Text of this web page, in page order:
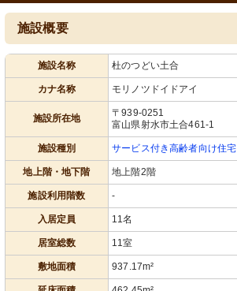
施設概要
施設名称 杜のつどい土合
カナ名称 モリノツドイドアイ
施設所在地
〒939-0251
富山県射水市土合461-1
施設種別 サービス付き高齢者向け住宅
地上階・地下階 地上階2階
施設利用階数 -
入居定員 11名
居室総数 11室
敷地面積 937.17m²